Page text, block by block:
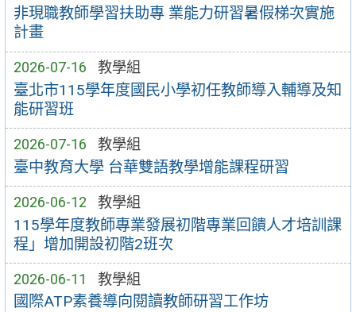
非現職教師學習扶助專 業能力研習暑假梯次實施
計畫
2026-07-16 教學組
臺北市115學年度國民小學初任教師導入輔導及知
能研習班
2026-07-16 教學組
臺中教育大學 台華雙語教學增能課程研習
2026-06-12 教學組
115學年度教師專業發展初階專業回饋人才培訓課
程」增加開設初階2班次
2026-06-11 教學組
國際ATP素養導向閱讀教師研習工作坊